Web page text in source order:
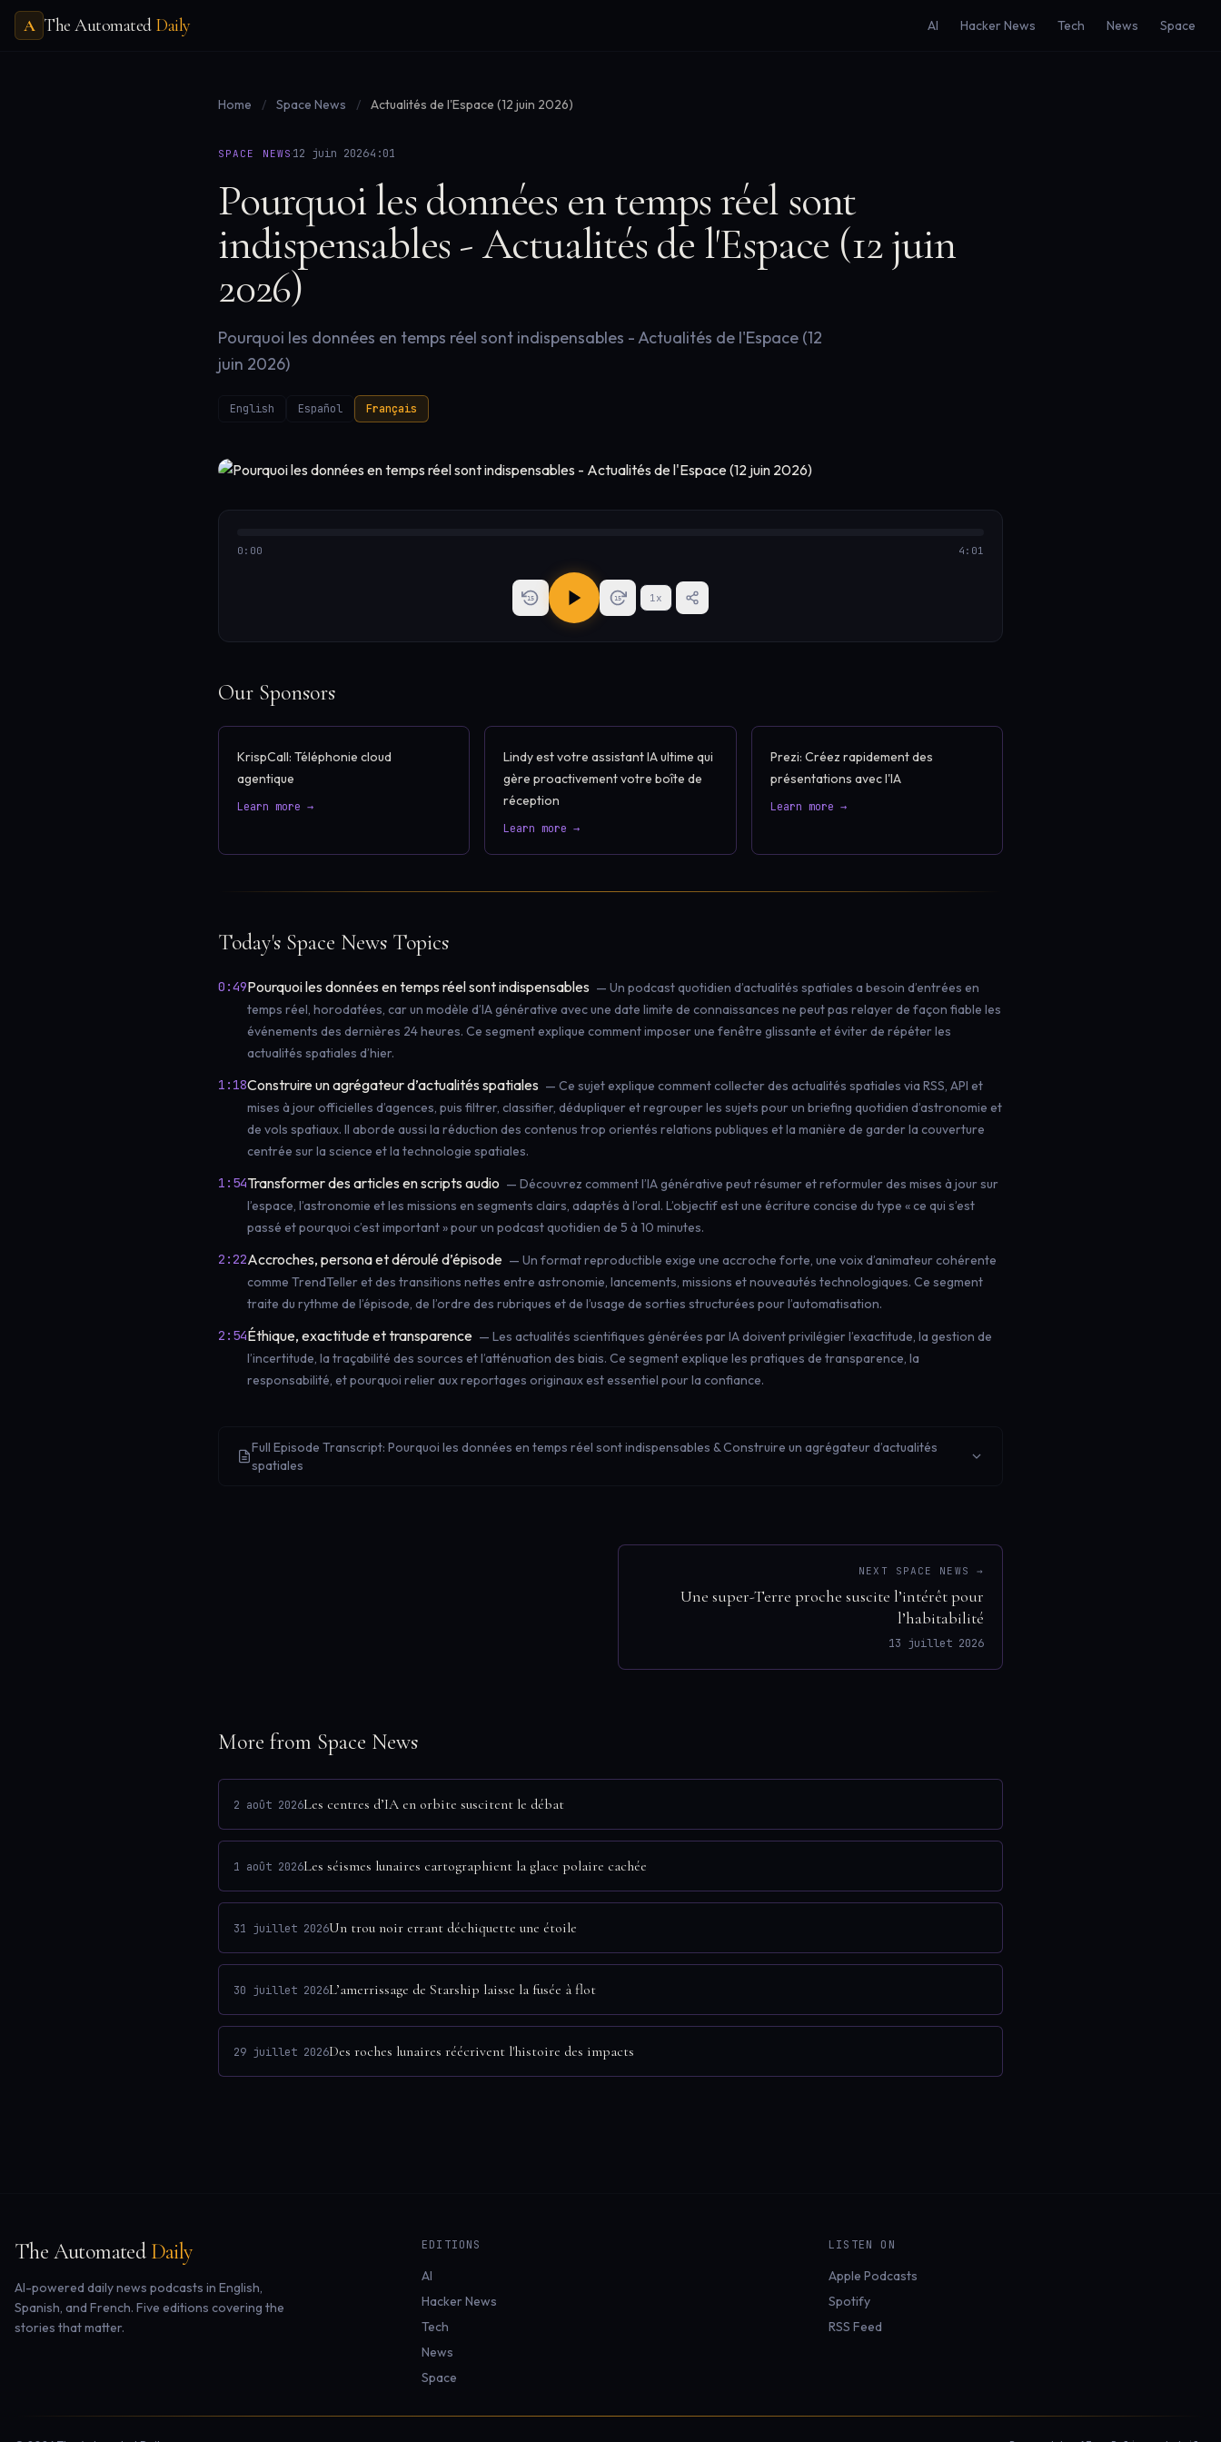
A The Automated Daily AI Hacker News Tech News Space
Home / Space News / Actualités de l'Espace (12 juin 2026)
SPACE NEWS·12 juin 2026·4:01
Pourquoi les données en temps réel sont
indispensables - Actualités de l'Espace (12 juin
2026)
Pourquoi les données en temps réel sont indispensables - Actualités de l'Espace (12
juin 2026)
English Español Français
0:00 4:01
15 15 1x
Our Sponsors
KrispCall: Téléphonie cloud
agentique
Learn more →
Lindy est votre assistant IA ultime qui
gère proactivement votre boîte de
réception
Learn more →
Prezi: Créez rapidement des
présentations avec l'IA
Learn more →
Today's Space News Topics
0:49Pourquoi les données en temps réel sont indispensables — Un podcast quotidien d’actualités spatiales a besoin d’entrées en
temps réel, horodatées, car un modèle d’IA générative avec une date limite de connaissances ne peut pas relayer de façon fiable les
événements des dernières 24 heures. Ce segment explique comment imposer une fenêtre glissante et éviter de répéter les
actualités spatiales d’hier.
1:18Construire un agrégateur d’actualités spatiales — Ce sujet explique comment collecter des actualités spatiales via RSS, API et
mises à jour officielles d’agences, puis filtrer, classifier, dédupliquer et regrouper les sujets pour un briefing quotidien d’astronomie et
de vols spatiaux. Il aborde aussi la réduction des contenus trop orientés relations publiques et la manière de garder la couverture
centrée sur la science et la technologie spatiales.
1:54Transformer des articles en scripts audio — Découvrez comment l’IA générative peut résumer et reformuler des mises à jour sur
l’espace, l’astronomie et les missions en segments clairs, adaptés à l’oral. L’objectif est une écriture concise du type « ce qui s’est
passé et pourquoi c’est important » pour un podcast quotidien de 5 à 10 minutes.
2:22Accroches, persona et déroulé d’épisode — Un format reproductible exige une accroche forte, une voix d’animateur cohérente
comme TrendTeller et des transitions nettes entre astronomie, lancements, missions et nouveautés technologiques. Ce segment
traite du rythme de l’épisode, de l’ordre des rubriques et de l’usage de sorties structurées pour l’automatisation.
2:54Éthique, exactitude et transparence — Les actualités scientifiques générées par IA doivent privilégier l’exactitude, la gestion de
l’incertitude, la traçabilité des sources et l’atténuation des biais. Ce segment explique les pratiques de transparence, la
responsabilité, et pourquoi relier aux reportages originaux est essentiel pour la confiance.
Full Episode Transcript: Pourquoi les données en temps réel sont indispensables & Construire un agrégateur d’actualités
spatiales
NEXT SPACE NEWS →
Une super-Terre proche suscite l’intérêt pour
l’habitabilité
13 juillet 2026
More from Space News
2 août 2026Les centres d’IA en orbite suscitent le débat
1 août 2026Les séismes lunaires cartographient la glace polaire cachée
31 juillet 2026Un trou noir errant déchiquette une étoile
30 juillet 2026L’amerrissage de Starship laisse la fusée à flot
29 juillet 2026Des roches lunaires réécrivent l'histoire des impacts
The Automated Daily
AI-powered daily news podcasts in English,
Spanish, and French. Five editions covering the
stories that matter.
EDITIONS
AI
Hacker News
Tech
News
Space
LISTEN ON
Apple Podcasts
Spotify
RSS Feed